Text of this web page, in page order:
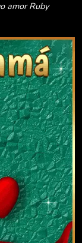
amor Ruby